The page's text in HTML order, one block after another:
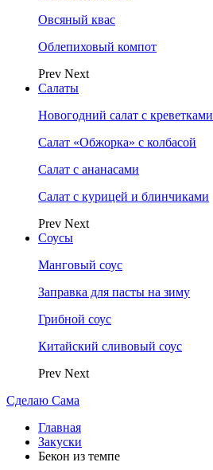
Овсяный квас
Облепиховый компот
Prev Next
Салаты
Новогодний салат с креветками
Салат «Обжорка» с колбасой
Салат с ананасами
Салат с курицей и блинчиками
Prev Next
Соусы
Манговый соус
Заправка для пасты на зиму
Грибной соус
Китайский сливовый соус
Prev Next
Сделаю Сама
Главная
Закуски
Бекон из темпе